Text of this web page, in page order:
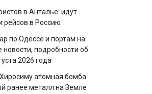
в Анталье: идут
рейсов в Россию
по Одессе и портам на
новости, подробности об
2026 года
атомная бомба
ранее металл на Земле